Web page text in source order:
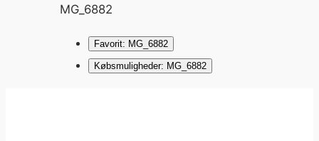
MG_6882
Favorit: MG_6882
Købsmuligheder: MG_6882